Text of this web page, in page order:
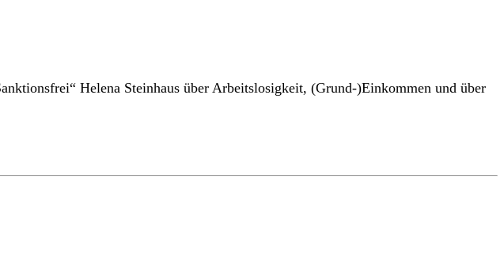
Helena Steinhaus über Arbeitslosigkeit, (Grund-)Einkommen und über